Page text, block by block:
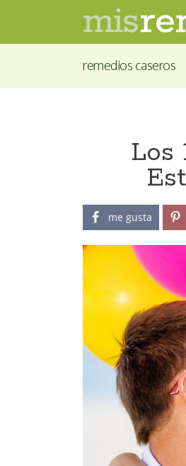
remedios caseros
Los
me gusta